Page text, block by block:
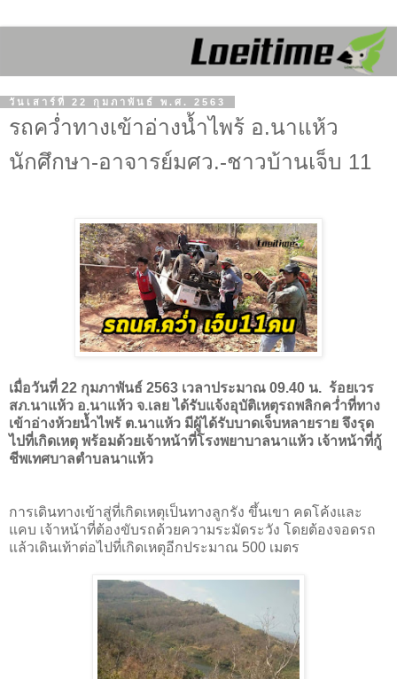
วันเสาร์ที่ 22 กุมภาพันธ์ พ.ศ. 2563
รถคว่ำทางเข้าอ่างน้ำไพร้ อ.นาแห้ว
นักศึกษา-อาจารย์มศว.-ชาวบ้านเจ็บ 11
เมื่อวันที่ 22 กุมภาพันธ์ 2563 เวลาประมาณ 09.40 น. ร้อยเวร
สภ.นาแห้ว อ.นาแห้ว จ.เลย ได้รับแจ้งอุบัติเหตุรถพลิกคว่ำที่ทาง
เข้าอ่างห้วยน้ำไพร้ ต.นาแห้ว มีผู้ได้รับบาดเจ็บหลายราย จึงรุด
ไปที่เกิดเหตุ พร้อมด้วยเจ้าหน้าที่โรงพยาบาลนาแห้ว เจ้าหน้าที่กู้
ชีพเทศบาลตำบลนาแห้ว
การเดินทางเข้าสู่ที่เกิดเหตุเป็นทางลูกรัง ขึ้นเขา คดโค้งและ
แคบ เจ้าหน้าที่ต้องขับรถด้วยความระมัดระวัง โดยต้องจอดรถ
แล้วเดินเท้าต่อไปที่เกิดเหตุอีกประมาณ 500 เมตร